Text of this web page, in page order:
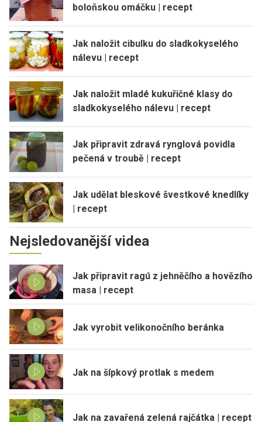
boloňskou omáčku | recept
Jak naložit cibulku do sladkokyselého
nálevu | recept
Jak naložit mladé kukuřičné klasy do
sladkokyselého nálevu | recept
Jak připravit zdravá rynglová povidla
pečená v troubě | recept
Jak udělat bleskové švestkové knedlíky
| recept
Nejsledovanější videa
Jak připravit ragú z jehněčího a hovězího
masa | recept
Jak vyrobit velikonočního beránka
Jak na šípkový protlak s medem
Jak na zavařená zelená rajčátka | recept